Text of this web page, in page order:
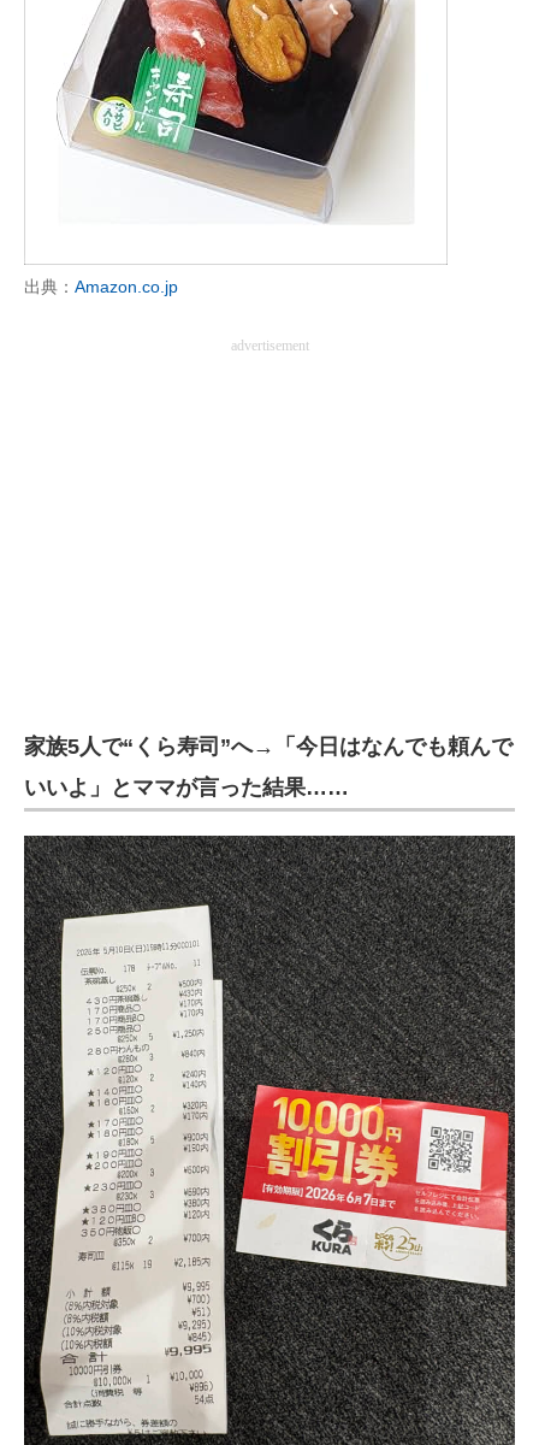
ビジネスと働き方のヒント
AI活用のいまが分かる
企業ITのトレンドを詳説
経営リーダーのコミュニティ
ITエンジニア向け専門サイト
企業向けIT製品の総合サイト
ちょっと気になるネットの話題
出典： Amazon.co.jp
advertisement
家族5人で“くら寿司”へ→「今日はなんでも頼んで
いいよ」とママが言った結果……